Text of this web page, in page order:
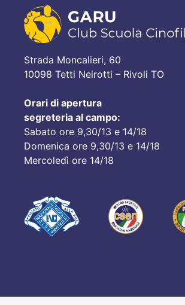
Strada Moncalieri, 60
10098 Tetti Neirotti – Rivoli TO
Orari di apertura
segreteria al campo:
Sabato ore 9,30/13 e 14/18
Domenica ore 9,30/13 e 14/18
Mercoledì ore 14/18